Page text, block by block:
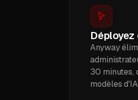
Déployez
Anyway
30 minutes,
modèles